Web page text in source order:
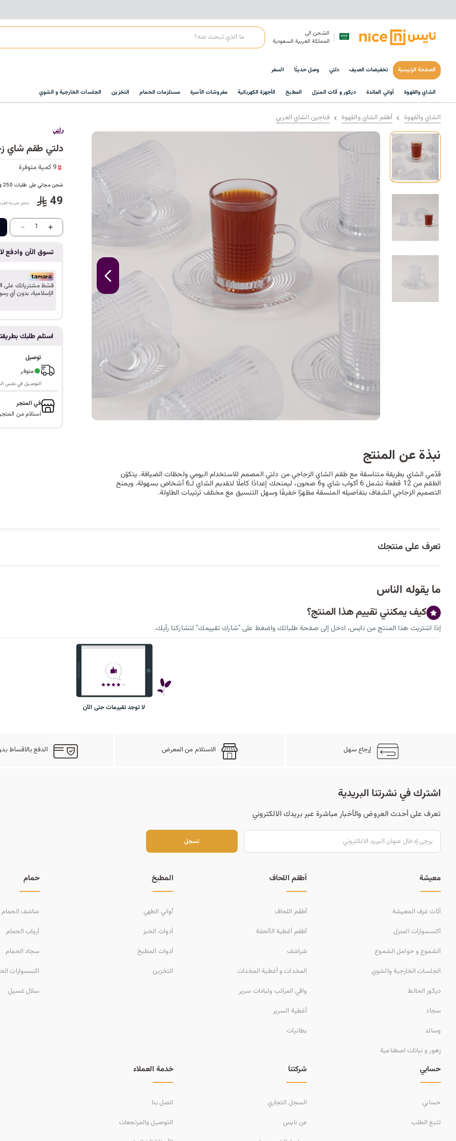
الشحن الى
المملكة العربية السعودية
الصفحة الرئيسية تخفيضات الصيف دلتي وصل حديثًا السفر
الشاي والقهوة أواني المائدة ديكور و أثاث المنزل المطبخ الأجهزة الكهربائية مفروشات الأسرة مستلزمات الحمام التخزين الجلسات الخارجية و الشوي
الشاي والقهوة أطقم الشاي والقهوة فناجين الشاي العربي
نبذة عن المنتج
قدّمي الشاي بطريقة متناسقة مع طقم الشاي الزجاجي من دلتي المصمم للاستخدام اليومي ولحظات الضيافة. يتكوّن
الطقم من 12 قطعة تشمل 6 أكواب شاي و6 صحون، ليمنحك إعدادًا كاملًا لتقديم الشاي لـ6 أشخاص بسهولة. ويمنح
التصميم الزجاجي الشفاف بتفاصيله المنسقة مظهرًا خفيفًا وسهل التنسيق مع مختلف ترتيبات الطاولة.
دلتي
دلتي طقم شاي زجاج 12
9 كمية متوفرة
13 مشاهدة مؤخراً
9 كمية متوفرة
شحن مجاني على طلبات 250
49 شامل ضريبة
- 1 +
تسوق الآن وادفع
الإسلامية، بدون أي
استلم طلبك
توصيل
●متوفر
التوصيل في نفس
في المتجر
استلام من المتجر
تعرف على منتجك
ما يقوله الناس
كيف يمكنني تقييم هذا المنتج؟
إذا اشتريت هذا المنتج من نايس، ادخل إلى صفحة طلباتك واضغط على "شارك تقييمك" لتشاركنا رأيك.
لا توجد تقييمات حتى الآن
إرجاع سهل الاستلام من المعرض الدفع بالاقساط
اشترك في نشرتنا البريدية
تعرف على أحدث العروض والأخبار مباشرة عبر بريدك الالكتروني
تسجل
تسجل معيشة
أثاث غرف المعيشة
أكسسوارات المنزل
الشموع و حوامل الشموع
الجلسات الخارجية والشوي
ديكور الحائط
سجاد
وسائد
زهور و نباتات اصطناعية
أطقم اللحاف
أطقم اللحاف
أطقم أغطية الألحفة
شراشف
المخدات و أغطية المخدات
واقي المراتب ولبادات سرير
أغطية السرير
بطانيات
المطبخ
أواني الطهي
أدوات الخبز
أدوات المطبخ
التخزين
حمام
مناشف الحمام
أرواب الحمام
سجاد الحمام
اكسسوارات
سلال غسيل
حسابي
حسابي
تتبع الطلب
شركتنا
السجل التجاري
عن نايس
خدمة العملاء
اتصل بنا
التوصيل والمرتجعات